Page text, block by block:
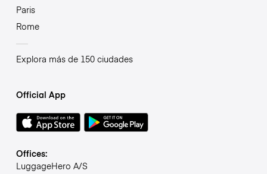
Paris
Rome
Explora más de 150 ciudades
Official App
Offices:
LuggageHero A/S